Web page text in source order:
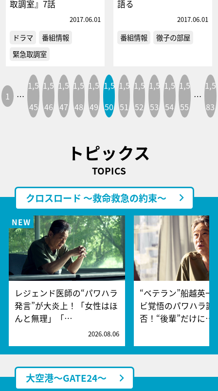
取調室』7話
2017.06.01
ドラマ
番組情報
緊急取調室
語る
2017.06.01
番組情報 徹子の部屋
1 …
1,5
45
1,5
46
1,5
47
1,5
48
1,5
49
1,5
50
1,5
51
1,5
52
1,5
53
1,5
54
1,5
55
…
1,5
83
トピックス
TOPICS
クロスロード ～救命救急の約束～
レジェンド医師の“パワハラ
発言”が大炎上！「女性はほ
んと無理」「…
2026.08.06
“ベテラン”船越英一
ビ覚悟のパワハラ謝
否！“後輩”だけに…
大空港～GATE24～